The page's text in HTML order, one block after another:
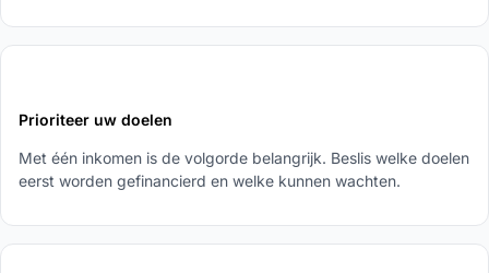
Prioriteer uw doelen
Met één inkomen is de volgorde belangrijk. Beslis welke doelen
eerst worden gefinancierd en welke kunnen wachten.